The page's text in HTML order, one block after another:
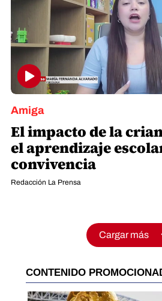
Amiga
El impacto de la
el aprendizaje
convivencia
Redacción La Prensa
Cargar más